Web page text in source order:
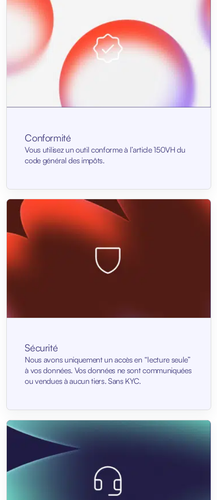
Conformité
Vous utilisez un outil conforme à l’article 150VH du
code général des impôts.
Sécurité
Nous avons uniquement un accès en “lecture seule”
à vos données. Vos données ne sont communiquées
ou vendues à aucun tiers. Sans KYC.